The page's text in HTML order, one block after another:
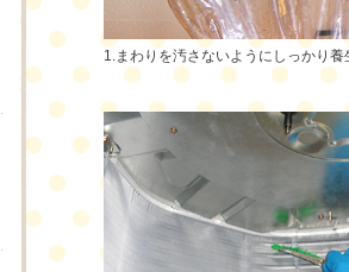
1.まわりを汚さないようにしっかり養